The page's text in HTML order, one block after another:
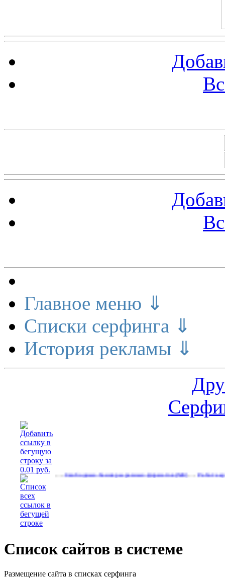
Главное меню ⇓
Списки серфинга ⇓
История рекламы ⇓
(536)…Свободные баннеры разных форматов(540)…Работа курьером
Список сайтов в системе
Размещение сайта в списках серфинга